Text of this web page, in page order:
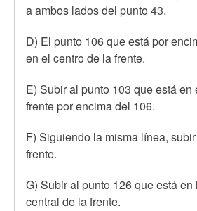
a ambos lados del punto 43.
D) El punto 106 que está por
en el centro de la frente.
E) Subir al punto 103 que está en
frente por encima del 106.
F) Siguiendo la misma línea,
frente.
G) Subir al punto 126 que está
central de la frente.